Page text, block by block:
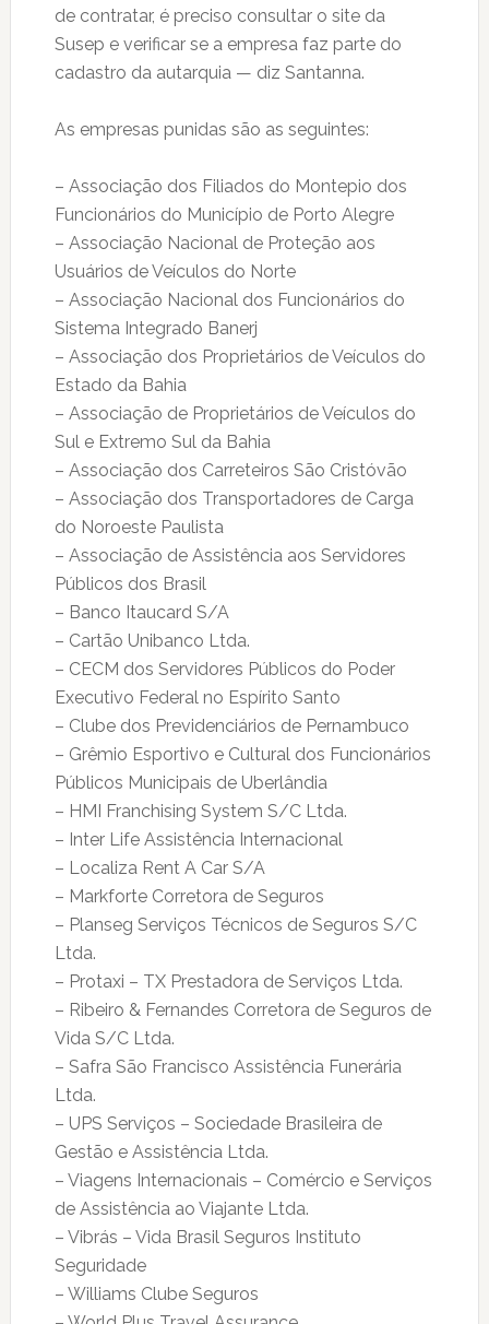
de contratar, é preciso consultar o site da
Susep e verificar se a empresa faz parte do
cadastro da autarquia — diz Santanna.
As empresas punidas são as seguintes:
– Associação dos Filiados do Montepio dos
Funcionários do Município de Porto Alegre
– Associação Nacional de Proteção aos
Usuários de Veículos do Norte
– Associação Nacional dos Funcionários do
Sistema Integrado Banerj
– Associação dos Proprietários de Veículos do
Estado da Bahia
– Associação de Proprietários de Veículos do
Sul e Extremo Sul da Bahia
– Associação dos Carreteiros São Cristóvão
– Associação dos Transportadores de Carga
do Noroeste Paulista
– Associação de Assistência aos Servidores
Públicos dos Brasil
– Banco Itaucard S/A
– Cartão Unibanco Ltda.
– CECM dos Servidores Públicos do Poder
Executivo Federal no Espírito Santo
– Clube dos Previdenciários de Pernambuco
– Grêmio Esportivo e Cultural dos Funcionários
Públicos Municipais de Uberlândia
– HMI Franchising System S/C Ltda.
– Inter Life Assistência Internacional
– Localiza Rent A Car S/A
– Markforte Corretora de Seguros
– Planseg Serviços Técnicos de Seguros S/C
Ltda.
– Protaxi – TX Prestadora de Serviços Ltda.
– Ribeiro & Fernandes Corretora de Seguros de
Vida S/C Ltda.
– Safra São Francisco Assistência Funerária
Ltda.
– UPS Serviços – Sociedade Brasileira de
Gestão e Assistência Ltda.
– Viagens Internacionais – Comércio e Serviços
de Assistência ao Viajante Ltda.
– Vibrás – Vida Brasil Seguros Instituto
Seguridade
– Williams Clube Seguros